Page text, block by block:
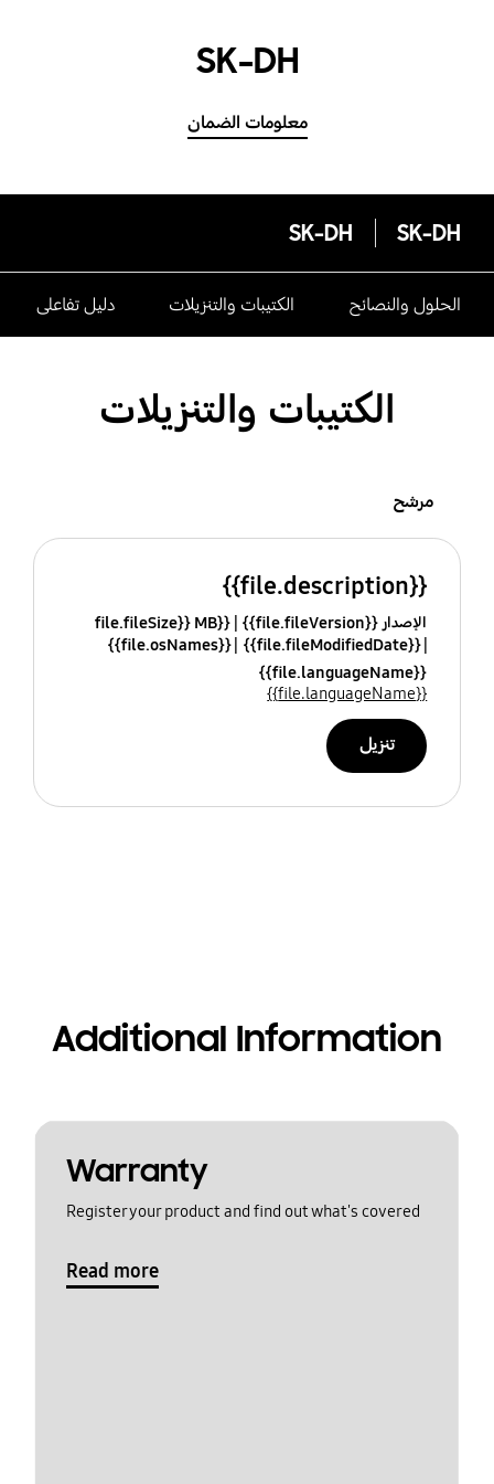
SK-DH
معلومات الضمان
SK-DH
SK-DH
الحلول والنصائح الكتيبات والتنزيلات دليل تفاعلى
الكتيبات والتنزيلات
مرشح
{{file.description}}
الإصدار {{file.fileVersion}}
{{file.fileSize}} MB
{{file.fileModifiedDate}}
{{file.osNames}}
{{file.languageName}}
{{file.languageName}}
تنزيل
Additional Information
Warranty
Register your product and find out what's covered
Read more